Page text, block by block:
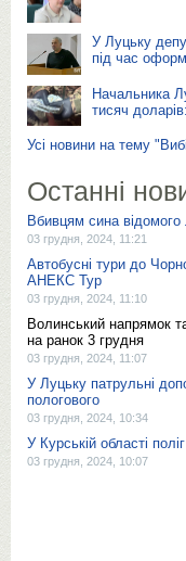
У Луцьку
під час
Начальника
тисяч
Усі новини на тему
Останні
Вбивцям сина
03 грудня, 2024, 11:21
Автобусні тури до
АНЕКС Тур
03 грудня, 2024, 11:10
Волинський напрямок
на ранок 3 грудня
03 грудня, 2024, 11:07
У Луцьку патрульні
пологового
03 грудня, 2024, 10:34
У Курській області
03 грудня, 2024, 10:07